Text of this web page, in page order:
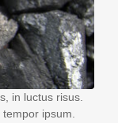
in luctus risus.
ipsum.